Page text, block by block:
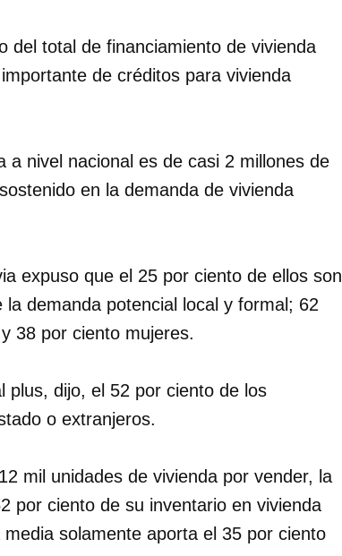
del total de financiamiento de vivienda
de créditos para vivienda
a nivel nacional es de casi 2 millones de
en la demanda de vivienda
expuso que el 25 por ciento de ellos son
demanda potencial local y formal; 62
38 por ciento mujeres.
plus, dijo, el 52 por ciento de los
o extranjeros.
mil unidades de vivienda por vender, la
por ciento de su inventario en vivienda
solamente aporta el 35 por ciento